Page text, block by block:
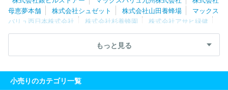
母恵夢本舗
株式会社シュゼット 株式会社山田養蜂場
マックス
バリュ西日本株式会社
株式会社杉養蜂園
株式会社アサヒ緑健
株式会社健康家族
株式会社オーガランド 株式会社財宝
タイ
大黒天物産株式会社 株式会社マリンポリス
布亀
株式会社
会社
株式会社ヤスサキ 株式会社重光
株式会社フィールコーポ
レーション
藤桂京伊株式会社
もっと見る
小売りのカテゴリ一覧